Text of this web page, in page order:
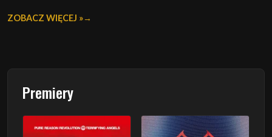
ZOBACZ WIĘCEJ »
Premiery